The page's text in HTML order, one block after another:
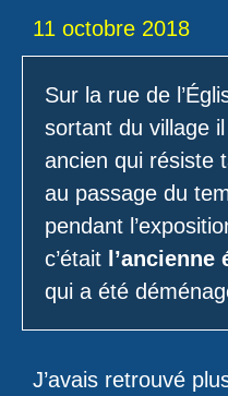
11 octobre 2018
Sur la rue de
sortant du village
ancien qui résiste
au passage du
pendant
c’était
qui a été
J’avais retrouvé